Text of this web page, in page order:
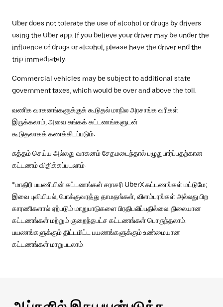
Uber does not tolerate the use of alcohol or drugs by drivers
using the Uber app. If you believe your driver may be under the
influence of drugs or alcohol, please have the driver end the
trip immediately.
Commercial vehicles may be subject to additional state
government taxes, which would be over and above the toll.
வணிக வாகனங்களுக்குக் கூடுதல் மாநில அரசாங்க வரிகள்
இருக்கலாம், அவை சுங்கக் கட்டணங்களுடன்
கூடுதலாகக் கணக்கிடப்படும்.
சுத்தம் செய்ய அல்லது வாகனம் சேதமடைந்தால் பழுதுபார்ப்பதற்கான
கட்டணம் விதிக்கப்படலாம்.
*மாதிரி பயணியின் கட்டணங்கள் சராசரி UberX கட்டணங்கள் மட்டுமே;
இவை புவியியல், போக்குவரத்து தாமதங்கள், விளம்பரங்கள் அல்லது பிற
காரணிகளால் ஏற்படும் மாறுபாடுகளை பிரதிபலிப்பதில்லை. நிலையான
கட்டணங்கள் மற்றும் குறைந்தபட்ச கட்டணங்கள் பொருந்தலாம்.
பயணங்களுக்கும் திட்டமிட்ட பயணங்களுக்கும் உண்மையான
கட்டணங்கள் மாறுபடலாம்.